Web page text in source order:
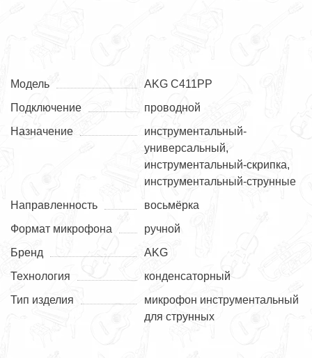
Модель
AKG C411PP
Подключение
проводной
Назначение
инструментальный-
универсальный,
инструментальный-скрипка,
инструментальный-струнные
Направленность
восьмёрка
Формат микрофона
ручной
Бренд
AKG
Технология
конденсаторный
Тип изделия
микрофон инструментальный
для струнных